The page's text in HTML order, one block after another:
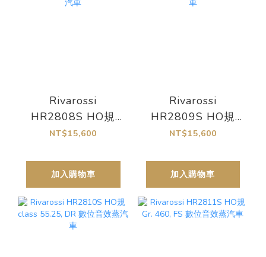
Rivarossi
HR2808S HO規
class 55.25, DRG
NT$15,600
加入購物車
Rivarossi
HR2809S HO規
class 55.25, DB 數
NT$15,600
加入購物車